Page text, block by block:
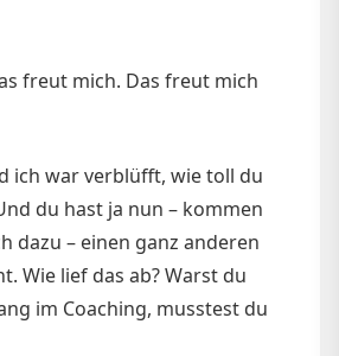
freut mich. Das freut mich
ich war verblüfft, wie toll du
du hast ja nun – kommen
dazu – einen ganz anderen
Wie lief das ab? Warst du
im Coaching, musstest du